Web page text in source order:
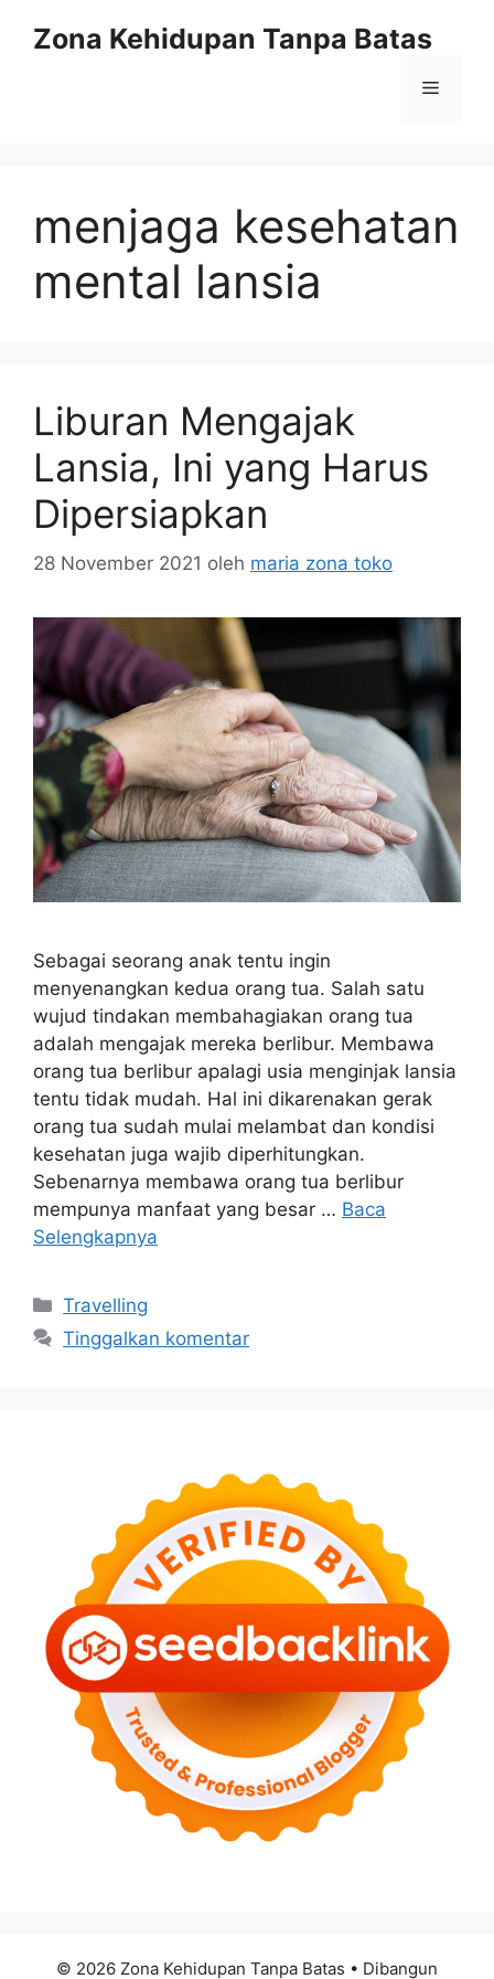
Zona Kehidupan Tanpa Batas
Menu
menjaga kesehatan
mental lansia
Liburan Mengajak
Lansia, Ini yang Harus
Dipersiapkan
28 November 2021 oleh maria zona toko
Sebagai seorang anak tentu ingin
menyenangkan kedua orang tua. Salah satu
wujud tindakan membahagiakan orang tua
adalah mengajak mereka berlibur. Membawa
orang tua berlibur apalagi usia menginjak lansia
tentu tidak mudah. Hal ini dikarenakan gerak
orang tua sudah mulai melambat dan kondisi
kesehatan juga wajib diperhitungkan.
Sebenarnya membawa orang tua berlibur
mempunya manfaat yang besar … Baca
Selengkapnya
Kategori
Travelling
Tinggalkan komentar
© 2026 Zona Kehidupan Tanpa Batas • Dibangun